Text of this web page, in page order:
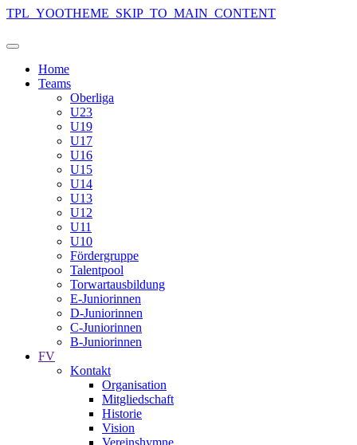
TPL_YOOTHEME_SKIP_TO_MAIN_CONTENT
Home
Teams
Oberliga
U23
U19
U17
U16
U15
U14
U13
U12
U11
U10
Fördergruppe
Talentpool
Torwartausbildung
E-Juniorinnen
D-Juniorinnen
C-Juniorinnen
B-Juniorinnen
FV
Kontakt
Organisation
Mitgliedschaft
Historie
Vision
Vereinshymne